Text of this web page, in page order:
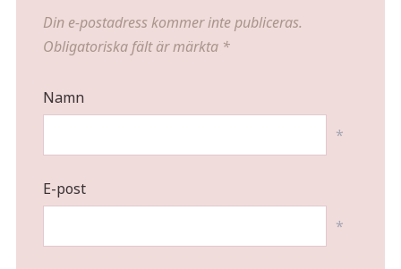
Din e-postadress kommer inte publiceras.
Obligatoriska fält är märkta *
Namn
*
E-post
*